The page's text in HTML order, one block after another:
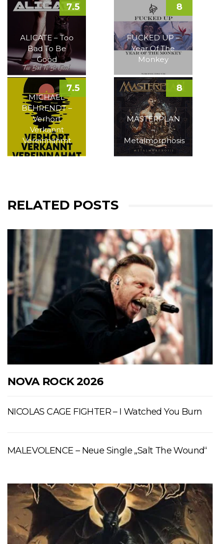
ALICATE – Too
Bad To Be
Good
7.5
FUCKED UP –
Year Of The
Monkey
8
MICHAEL
BEHRENDT –
Verhört
Verkannt
Vereinnahmt
7.5
MASTERPLAN
–
Metalmorphosis
8
RELATED POSTS
NOVA ROCK 2026
NICOLAS CAGE FIGHTER – I Watched You Burn
MALEVOLENCE – Neue Single „Salt The Wound“